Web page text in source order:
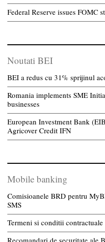
Federal Reserve issues FOMC
Noutati BEI
BEI a redus cu 31% sprijinul
Romania implements SME
businesses
European Investment Bank
Agricover Credit IFN
Mobile banking
Comisioanele BRD pentru
SMS
Termeni si conditii